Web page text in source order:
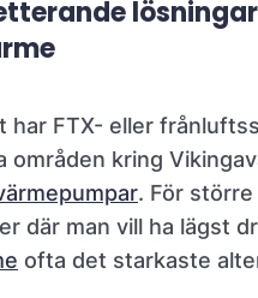
har FTX- eller
områden kring
. För
där man vill ha lägst
ofta det starkaste